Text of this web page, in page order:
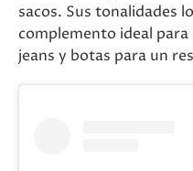
sacos. Sus tonalidades
complemento ideal para
jeans y botas para un